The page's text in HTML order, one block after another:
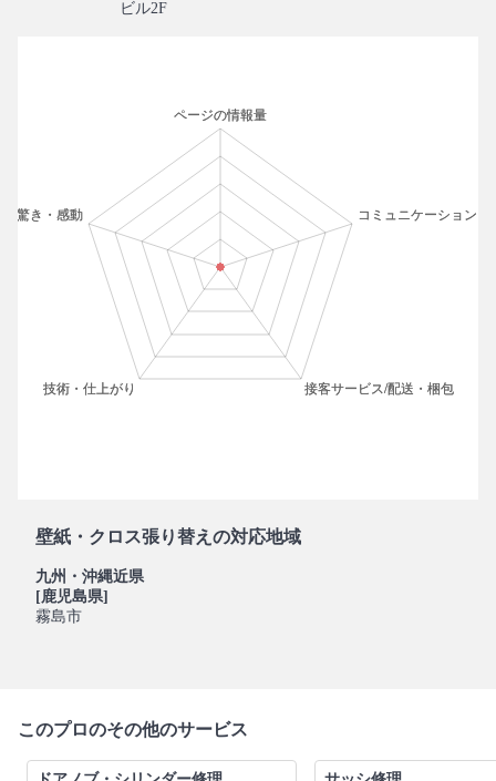
ビル2F
壁紙・クロス張り替えの対応地域
九州・沖縄近県
[鹿児島県]
霧島市
このプロのその他のサービス